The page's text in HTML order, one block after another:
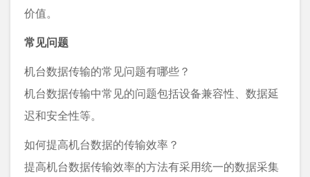
价值。
常见问题
机台数据传输的常见问题有哪些？
机台数据传输中常见的问题包括设备兼容性、数据延
迟和安全性等。
如何提高机台数据的传输效率？
提高机台数据传输效率的方法有采用统一的数据采集